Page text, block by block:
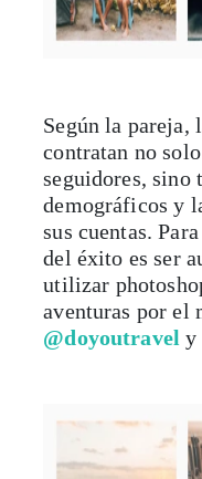
Según la pareja,
contratan no
seguidores, sino
demográficos y
sus cuentas.
del éxito es ser
utilizar
aventuras por el
@doyoutravel y